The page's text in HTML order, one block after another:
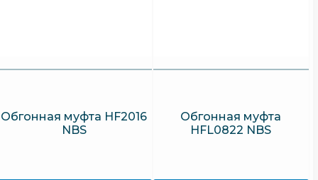
Обгонная муфта HF2016
NBS
Обгонная муфта
HFL0822 NBS